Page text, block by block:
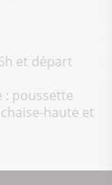
et départ
: poussette
haute et